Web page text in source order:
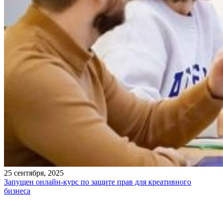
25 сентября, 2025
Запущен онлайн-курс по защите прав для креативного
бизнеса